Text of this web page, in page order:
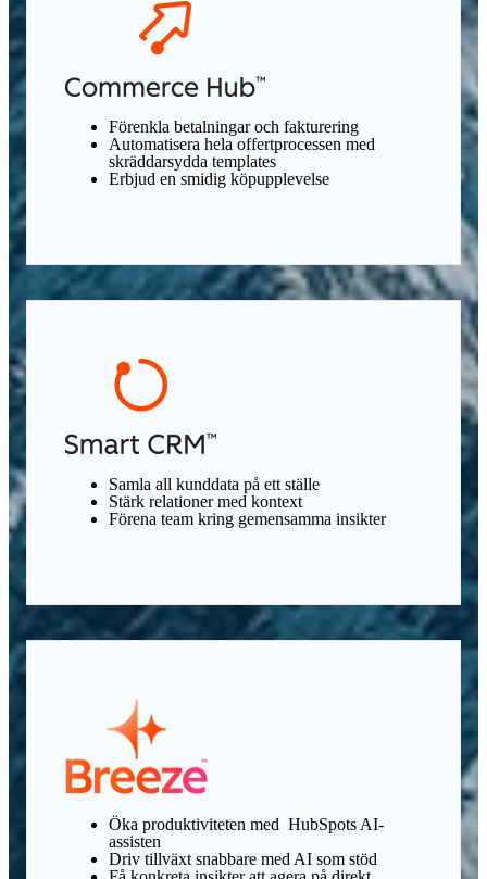
Förenkla betalningar och fakturering
Automatisera hela offertprocessen med
skräddarsydda templates
Erbjud en smidig köpupplevelse
Samla all kunddata på ett ställe
Stärk relationer med kontext
Förena team kring gemensamma insikter
Öka produktiviteten med HubSpots AI-
assisten
Driv tillväxt snabbare med AI som stöd